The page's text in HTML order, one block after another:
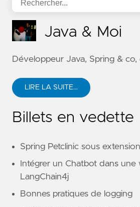
Java & Moi
Développeur Java, Spring & co,
LIRE LA SUITE…
Billets en vedette
Spring Petclinic sous
Intégrer un Chatbot dans
LangChain4j
Bonnes pratiques de logging